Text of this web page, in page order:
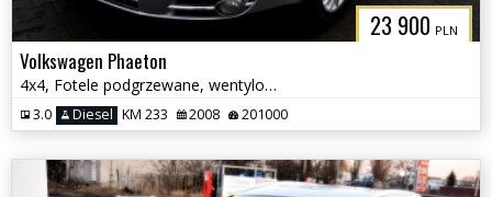
23 900 PLN
Volkswagen Phaeton
4x4, Fotele podgrzewane, wentylowane z funkcją masażu
3.0 Diesel KM 233 2008 201000